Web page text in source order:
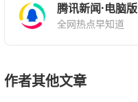
腾讯新闻·电脑版
全网热点早知道
作者其他文章